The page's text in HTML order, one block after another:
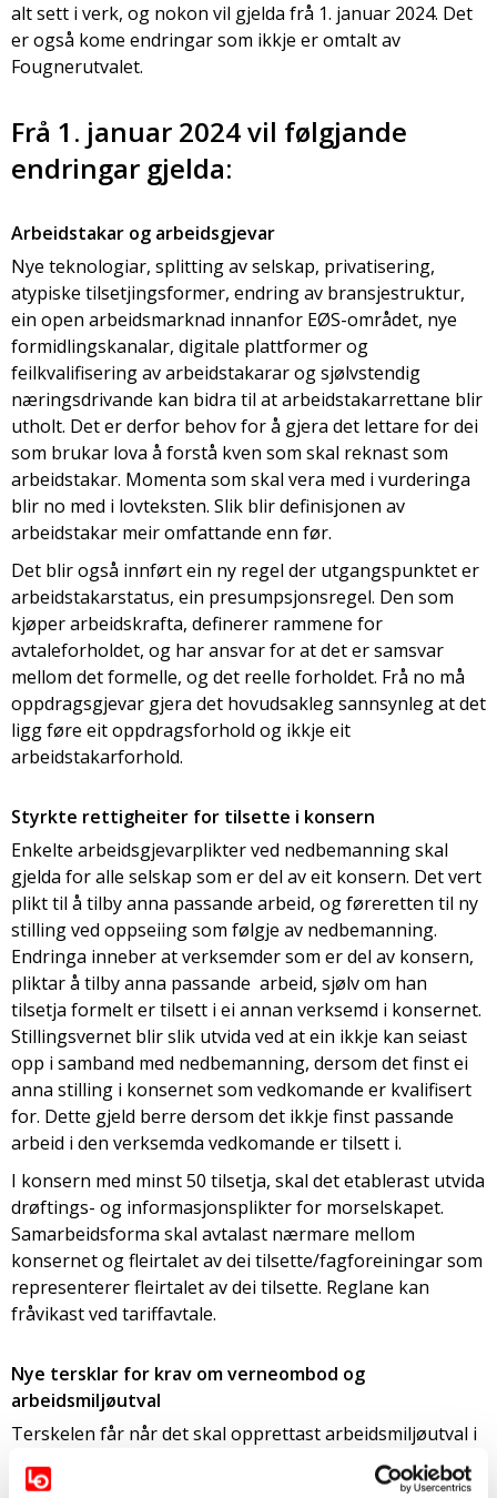
alt sett i verk, og nokon vil gjelda frå 1. januar 2024. Det
er også kome endringar som ikkje er omtalt av
Fougnerutvalet.
Frå 1. januar 2024 vil følgjande
endringar gjelda:
Arbeidstakar og arbeidsgjevar
Nye teknologiar, splitting av selskap, privatisering,
atypiske tilsetjingsformer, endring av bransjestruktur,
ein open arbeidsmarknad innanfor EØS-området, nye
formidlingskanalar, digitale plattformer og
feilkvalifisering av arbeidstakarar og sjølvstendig
næringsdrivande kan bidra til at arbeidstakarrettane blir
utholt. Det er derfor behov for å gjera det lettare for dei
som brukar lova å forstå kven som skal reknast som
arbeidstakar. Momenta som skal vera med i vurderinga
blir no med i lovteksten. Slik blir definisjonen av
arbeidstakar meir omfattande enn før.
Det blir også innført ein ny regel der utgangspunktet er
arbeidstakarstatus, ein presumpsjonsregel. Den som
kjøper arbeidskrafta, definerer rammene for
avtaleforholdet, og har ansvar for at det er samsvar
mellom det formelle, og det reelle forholdet. Frå no må
oppdragsgjevar gjera det hovudsakleg sannsynleg at det
ligg føre eit oppdragsforhold og ikkje eit
arbeidstakarforhold.
Styrkte rettigheiter for tilsette i konsern
Enkelte arbeidsgjevarplikter ved nedbemanning skal
gjelda for alle selskap som er del av eit konsern. Det vert
plikt til å tilby anna passande arbeid, og føreretten til ny
stilling ved oppseiing som følgje av nedbemanning.
Endringa inneber at verksemder som er del av konsern,
pliktar å tilby anna passande arbeid, sjølv om han
tilsetja formelt er tilsett i ei annan verksemd i konsernet.
Stillingsvernet blir slik utvida ved at ein ikkje kan seiast
opp i samband med nedbemanning, dersom det finst ei
anna stilling i konsernet som vedkomande er kvalifisert
for. Dette gjeld berre dersom det ikkje finst passande
arbeid i den verksemda vedkomande er tilsett i.
I konsern med minst 50 tilsetja, skal det etablerast utvida
drøftings- og informasjonsplikter for morselskapet.
Samarbeidsforma skal avtalast nærmare mellom
konsernet og fleirtalet av dei tilsette/fagforeiningar som
representerer fleirtalet av dei tilsette. Reglane kan
fråvikast ved tariffavtale.
Nye tersklar for krav om verneombod og
arbeidsmiljøutval
Terskelen får når det skal opprettast arbeidsmiljøutval i
ei verksemd blir senka frå 50 til 30 tilsetja. I tillegg kan
det krevjast arbeidsmiljøutval i verksemder med 10